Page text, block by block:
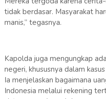
tidak berdasar. Masyarakat
manis,” tegasnya.
Kapolda juga mengungkap
negeri, khususnya dalam
Ia menjelaskan bagaimana
Indonesia melalui rekening